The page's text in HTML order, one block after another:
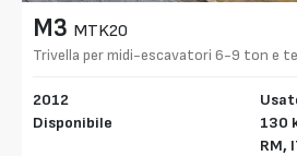
M3 MTK20
Trivella per midi-escavatori 6-9 ton e
2012
Disponibile
130
RM,